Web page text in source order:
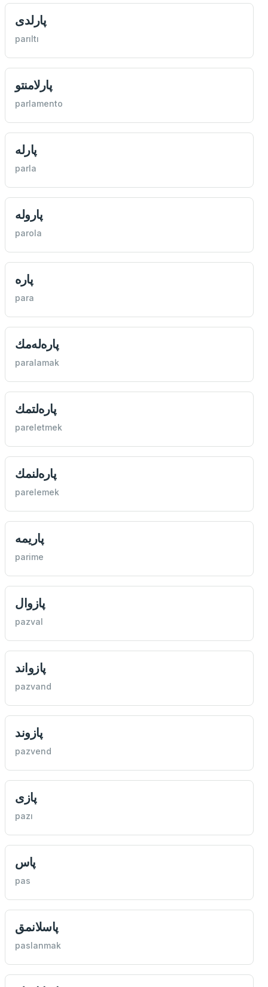
پارلدی
parıltı
پارلامنتو
parlamento
پارله
parla
پاروله
parola
پاره
para
پاره‌له‌مك
paralamak
پاره‌لتمك
pareletmek
پاره‌لنمك
parelemek
پاريمه
parime
پازوال
pazval
پازواند
pazvand
پازوند
pazvend
پازی
pazı
پاس
pas
پاسلانمق
paslanmak